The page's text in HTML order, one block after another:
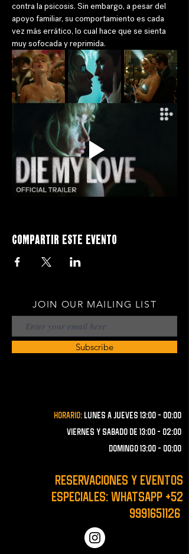
contra la psicosis. Sin embargo, a pesar del
apoyo familiar, su comportamiento es cada
vez más errático, lo cual hace que se sienta
muy sofocada y reprimida.
Compartir este evento
JOIN OUR MAILING LIST
Subscribe
Horario: lunes a JUEVES 13:00 - 00:00
VIERNES Y SABADO de 13:00 - 02:00
domingo 13:00 - 00:00
RESERVACIONES y EVENTOS
ESPECIALES: WHATSAPP +52
9991651126